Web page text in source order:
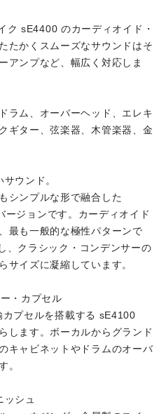
ク sE4400 のカーディオイド・
たかくスムーズなサウンドはそ
アンプなど、幅広く対応しま
ラム、オーバーヘッド、エレキ
ギター、弦楽器、木管楽器、金
ウンド。
シンプルな形で融合した
ジョンです。カーディオイド
最も一般的な極性パターンで
、クラシック・コンデンサーの
サイズに凝縮しています。
・カプセル
プセルを搭載する sE4100
します。ボーカルからグランド
キャビネットやドラムのオーバ
。
シュ